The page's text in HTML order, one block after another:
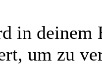
in deinem
um zu